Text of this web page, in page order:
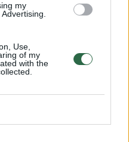
my
Use,
of my
with the
staiga įvyko